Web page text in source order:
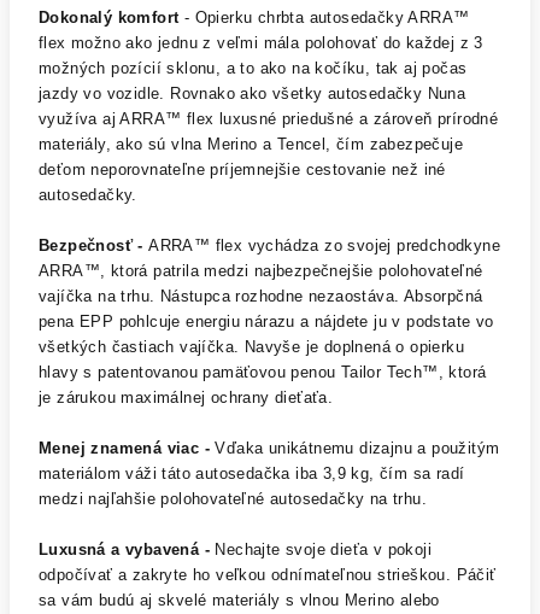
Dokonalý komfort - Opierku chrbta autosedačky ARRA™
flex možno ako jednu z veľmi mála polohovať do každej z 3
možných pozícií sklonu, a to ako na kočíku, tak aj počas
jazdy vo vozidle. Rovnako ako všetky autosedačky Nuna
využíva aj ARRA™ flex luxusné priedušné a zároveň prírodné
materiály, ako sú vlna Merino a Tencel, čím zabezpečuje
deťom neporovnateľne príjemnejšie cestovanie než iné
autosedačky.
Bezpečnosť -ARRA™ flex vychádza zo svojej predchodkyne
ARRA™, ktorá patrila medzi najbezpečnejšie polohovateľné
vajíčka na trhu. Nástupca rozhodne nezaostáva. Absorpčná
pena EPP pohlcuje energiu nárazu a nájdete ju v podstate vo
všetkých častiach vajíčka. Navyše je doplnená o opierku
hlavy s patentovanou pamäťovou penou Tailor Tech™, ktorá
je zárukou maximálnej ochrany dieťaťa.
Menej znamená viac -Vďaka unikátnemu dizajnu a použitým
materiálom váži táto autosedačka iba 3,9 kg, čím sa radí
medzi najľahšie polohovateľné autosedačky na trhu.
Luxusná a vybavená - Nechajte svoje dieťa v pokoji
odpočívať a zakryte ho veľkou odnímateľnou strieškou. Páčiť
sa vám budú aj skvelé materiály s vlnou Merino alebo